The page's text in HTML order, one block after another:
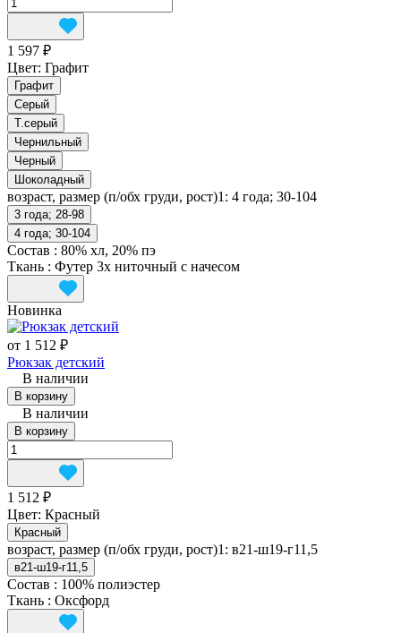
1 597 ₽
Цвет: Графит
Графит
Серый
Т.серый
Чернильный
Черный
Шоколадный
возраст, размер (п/обх груди, рост)1: 4 года; 30-104
3 года; 28-98
4 года; 30-104
Состав : 80% хл, 20% пэ
Ткань : Футер 3х ниточный с начесом
Новинка
от 1 512 ₽
Рюкзак детский
В наличии
В корзину
В наличии
В корзину
1 512 ₽
Цвет: Красный
Красный
возраст, размер (п/обх груди, рост)1: в21-ш19-г11,5
в21-ш19-г11,5
Состав : 100% полиэстер
Ткань : Оксфорд